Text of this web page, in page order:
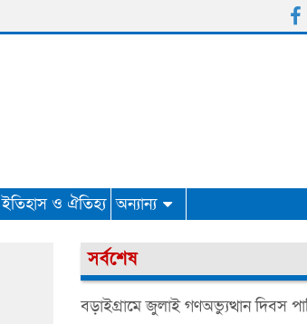
ইতিহাস ও ঐতিহ্য অন্যান্য
সর্বশেষ
বড়াইগ্রামে জুলাই গণঅভ্যুত্থান দিবস